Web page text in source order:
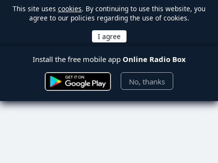
This site uses cookies. By continuing to use this website, you
agree to our policies regarding the use of cookies.
Install the free mobile app Online Radio Box
No, thanks